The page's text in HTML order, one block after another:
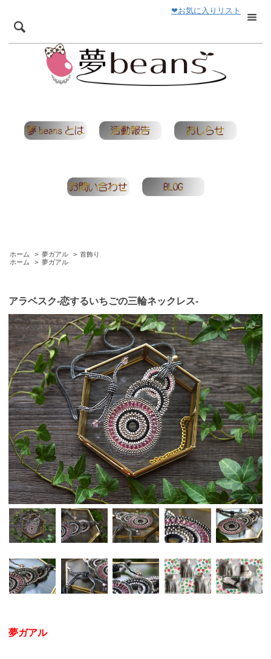
❤お気に入りリスト
ホーム > 夢ガアル > 首飾り
ホーム
> 夢ガアル
アラベスク-恋するいちごの三輪ネックレス-
夢ガアル